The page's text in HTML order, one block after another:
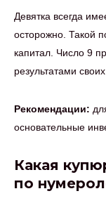
Девятка всегда
осторожно. Такой
капитал. Число 9
результатами
Рекомендации:
основательные
Какая
по